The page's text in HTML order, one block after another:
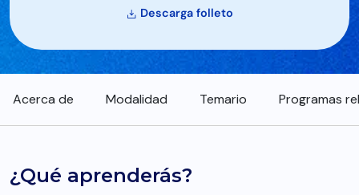
Descarga folleto
Acerca de Modalidad Temario Programas
¿Qué aprenderás?